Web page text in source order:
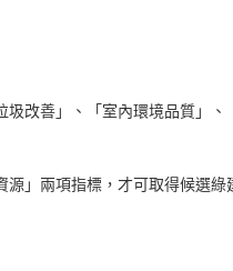
改善」、「室內環境品質」、
」兩項指標，才可取得候選綠